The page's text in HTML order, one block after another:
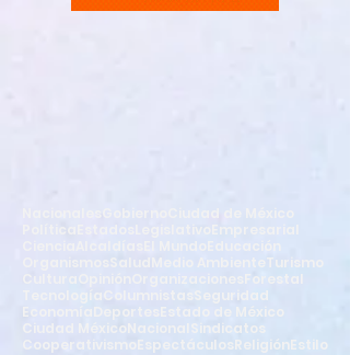
Legislativo
Salud Medio Ambiente Turismo
Organizaciones
Forestal
Seguridad
Economía Deportes
Estado de México
Ciudad México Nacional
Sindicatos
CooperativismoEspectáculosReligiónEstilo